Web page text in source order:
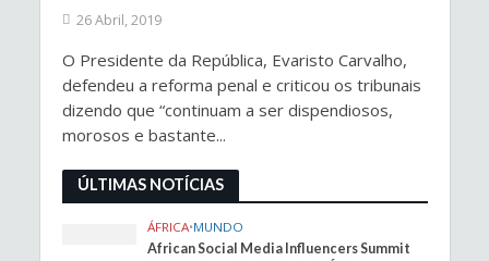
26 Abril, 2019
O Presidente da República, Evaristo Carvalho,
defendeu a reforma penal e criticou os tribunais
dizendo que “continuam a ser dispendiosos,
morosos e bastante...
ÚLTIMAS NOTÍCIAS
ÁFRICA•MUNDO
African Social Media Influencers Summit